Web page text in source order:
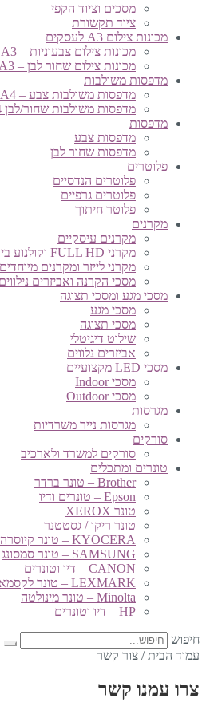
מסכים וציוד הקפי
ציוד תקשורת
מכונות צילום A3 לעסקים
מכונות צילום צבעוניות – A3
מכונות צילום שחור לבן – A3
מדפסות משולבות
מדפסות משולבות צבע – A4
מדפסות משולבות שחור/לבן A4
מדפסות
מדפסות צבע
מדפסות שחור לבן
פלוטרים
פלוטרים הנדסיים
פלוטרים גרפיים
פלוטר חיתוך
מקרנים
מקרנים עיסקיים
מקרני FULL HD וקולנוע ביתי
מקרני לייזר ומקרנים מיוחדים
מסכי הקרנה ואביזרים נילווים
מסכי מגע ומסכי תצוגה
מסכי מגע
מסכי תצוגה
שילוט דיגיטלי
אביזרים נלווים
מסכי LED מקצועיים
מסכי Indoor
מסכי Outdoor
מגרסות
מגרסות נייר משרדיות
סורקים
סורקים למשרד ולארכיב
טונרים ומתכלים
Brother – טונר ברדר
Epson – טונרים ודיו
טונר XEROX
טונר ריקו / גסטטנר
KYOCERA – טונר קיוסרה
SAMSUNG – טונר סמסונג
CANON – דיו וטונרים
LEXMARK – טונר לקסמארק
Minolta – טונר מינולטה
HP – דיו וטונרים
חיפוש
עמוד הבית / צור קשר
צרו עמנו קשר